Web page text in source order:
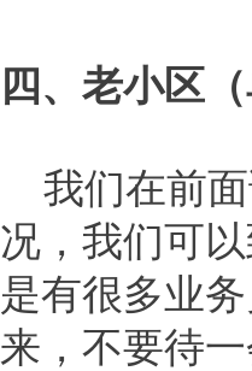
四、老小区（
我们在前面
况，我们可
是有很多业
来，不要待